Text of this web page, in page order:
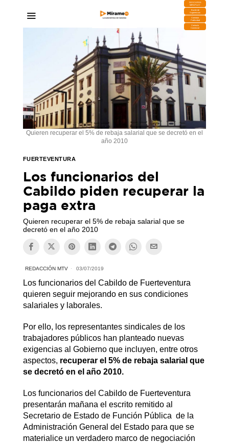
DESCARGA
MIRAPLAY
Buzón de
Sugerencias
Contratar
Publicidad
Contacto
Comercial
Quieren recuperar el 5% de rebaja salarial que se decretó en el
año 2010
FUERTEVENTURA
Los funcionarios del
Cabildo piden recuperar la
paga extra
Quieren recuperar el 5% de rebaja salarial que se
decretó en el año 2010
REDACCIÓN MTV 03/07/2019
Los funcionarios del Cabildo de Fuerteventura
quieren seguir mejorando en sus condiciones
salariales y laborales.
Por ello, los representantes sindicales de los
trabajadores públicos han planteado nuevas
exigencias al Gobierno que incluyen, entre otros
aspectos, recuperar el 5% de rebaja salarial que
se decretó en el año 2010.
Los funcionarios del Cabildo de Fuerteventura
presentarán mañana el escrito remitido al
Secretario de Estado de Función Pública de la
Administración General del Estado para que se
materialice un verdadero marco de negociación